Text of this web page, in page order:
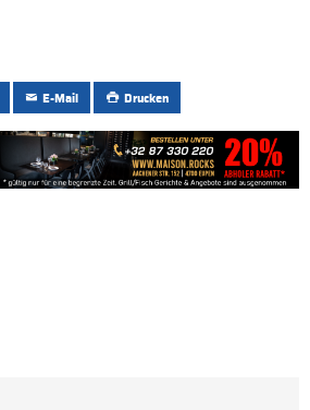
E-Mail Drucken